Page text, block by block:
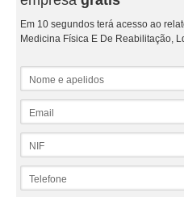
Em 10 segundos terá acesso ao
Medicina Física E De Reabilitação,